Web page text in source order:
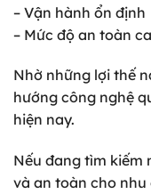
– Vận hành ổn định
– Mức độ an toàn
Nhờ những lợi thế
hướng công nghệ
hiện nay.
Nếu đang tìm kiếm
và an toàn cho nhu